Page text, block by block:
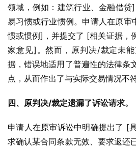
领域，例如：建筑行业、金融借
易习惯或行业惯例。申请人在原审
惯或惯例]，并提交了 [相关证据，
家意见]。然而，原判决/裁定未
据，错误地适用了普遍性的法律条
点，从而作出了与实际交易情况不
四、原判决/裁定遗漏了诉讼请求。
申请人在原审诉讼中明确提出了 [
求确认某合同条款无效、要求返还